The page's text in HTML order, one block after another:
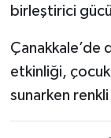
birleştirici
Çanakkale’de
etkinliği,
sunarken